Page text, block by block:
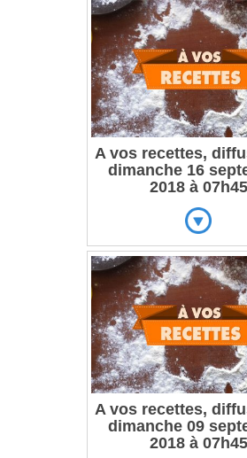
A vos recettes,
dimanche 16
2018 à 07h45
A vos recettes,
dimanche 09
2018 à 07h45